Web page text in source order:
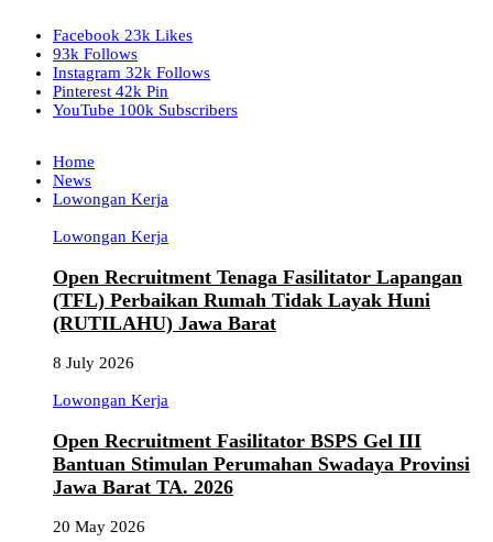
Facebook 23k Likes
93k Follows
Instagram 32k Follows
Pinterest 42k Pin
YouTube 100k Subscribers
Home
News
Lowongan Kerja
Lowongan Kerja
Open Recruitment Tenaga Fasilitator Lapangan
(TFL) Perbaikan Rumah Tidak Layak Huni
(RUTILAHU) Jawa Barat
8 July 2026
Lowongan Kerja
Open Recruitment Fasilitator BSPS Gel III
Bantuan Stimulan Perumahan Swadaya Provinsi
Jawa Barat TA. 2026
20 May 2026